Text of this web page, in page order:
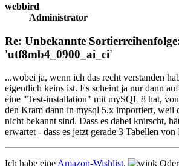
webbird
Administrator
Re: Unbekannte
'utf8mb4_0900_ai_ci'
...wobei ja, wenn ich das recht verstanden
eigentlich keins ist. Es scheint ja nur dann
eine "Test-installation" mit mySQL 8 hat,
den Kram dann in mysql 5.x importiert, weil
nicht bekannt sind. Dass es dabei knirscht,
erwartet - dass es jetzt gerade 3 Tabellen
Ich habe eine Amazon-Wishlist. Oder